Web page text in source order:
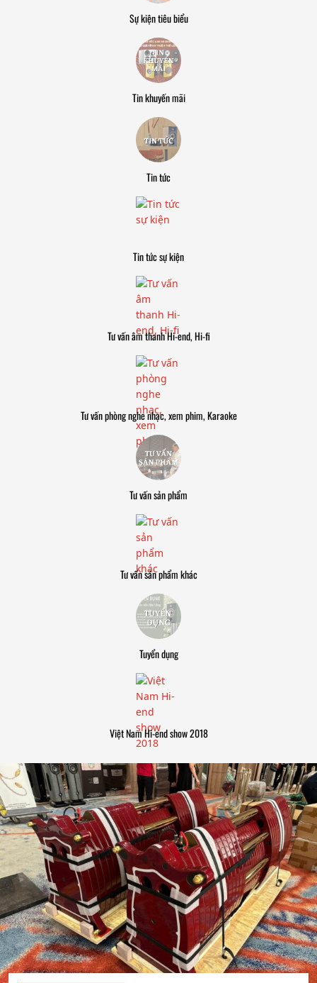
Sự kiện tiêu biểu
Tin khuyến mãi
Tin tức
Tin tức sự kiện
Tư vấn âm thanh Hi-end, Hi-fi
Tư vấn phòng nghe nhạc, xem phim, Karaoke
Tư vấn sản phẩm
Tư vấn sản phẩm khác
Tuyển dụng
Việt Nam Hi-end show 2018